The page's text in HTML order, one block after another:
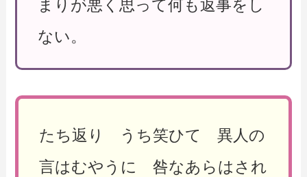
まりが悪く思って何も返事をし
ない。
たち返り うち笑ひて 異人の
言はむやうに 咎なあらはされ